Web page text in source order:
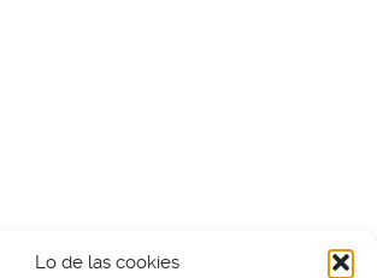
Lo de las cookies